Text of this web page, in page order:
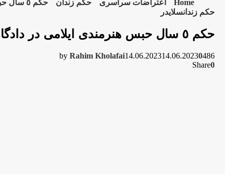
Home اعتراضات سراسری حکم زندان
حکم ٥ سال حبس هنرمندی ایلامی در دادگاە تجدیدنظر تهران تایید شد
حکم زندانسلایدر
حکم ٥ سال حبس هنرمندی ایلامی در دادگاە تجدیدنظر تهران تایید شد
by Rahim Kholafai14.06.202314.06.20230486
Share0